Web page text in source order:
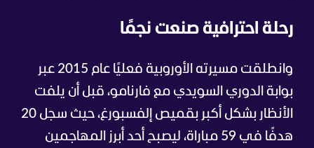
رحلة احترافية صنعت نجمًا
وانطلقت مسيرته الأوروبية فعليًا عام 2015 عبر
بوابة الدوري السويدي مع فارنامو، قبل أن يلفت
الأنظار بشكل أكبر بقميص إلفسبورغ، حيث سجل 20
هدفًا في 59 مباراة، ليصبح أحد أبرز المهاجمين